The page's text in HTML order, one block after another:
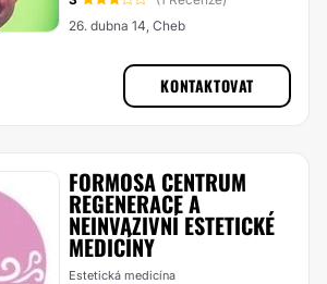
26. dubna 14, Cheb
KONTAKTOVAT
FORMOSA CENTRUM
REGENERACE A
NEINVAZIVNÍ ESTETICKÉ
MEDICÍNY
Estetická medicína